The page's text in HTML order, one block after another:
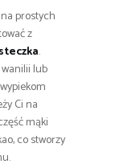
prostych
z
.
lub
Ci na
mąki
co stworzy